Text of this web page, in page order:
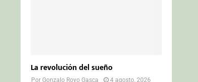
La revolución del sueño
PorGonzalo Royo Gasca
4 agosto, 2026